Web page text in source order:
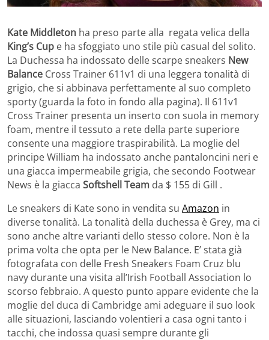
Kate Middleton ha preso parte alla regata velica della
King’s Cup e ha sfoggiato uno stile più casual del solito.
La Duchessa ha indossato delle scarpe sneakers New
Balance Cross Trainer 611v1 di una leggera tonalità di
grigio, che si abbinava perfettamente al suo completo
sporty (guarda la foto in fondo alla pagina). Il 611v1
Cross Trainer presenta un inserto con suola in memory
foam, mentre il tessuto a rete della parte superiore
consente una maggiore traspirabilità. La moglie del
principe William ha indossato anche pantaloncini neri e
una giacca impermeabile grigia, che secondo Footwear
News è la giacca Softshell Team da $ 155 di Gill .
Le sneakers di Kate sono in vendita su Amazon in
diverse tonalità. La tonalità della duchessa è Grey, ma ci
sono anche altre varianti dello stesso colore. Non è la
prima volta che opta per le New Balance. E’ stata già
fotografata con delle Fresh Sneakers Foam Cruz blu
navy durante una visita all’Irish Football Association lo
scorso febbraio. A questo punto appare evidente che la
moglie del duca di Cambridge ami adeguare il suo look
alle situazioni, lasciando volentieri a casa ogni tanto i
tacchi, che indossa quasi sempre durante gli